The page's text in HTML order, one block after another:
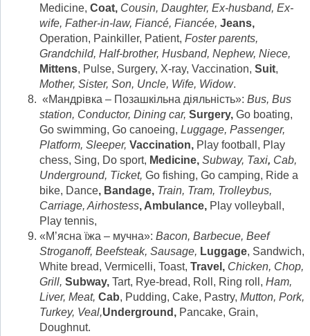
Medicine, Coat, Cousin, Daughter, Ex-husband, Ex-
wife, Father-in-law, Fiancé, Fiancée, Jeans,
Operation, Painkiller, Patient, Foster parents,
Grandchild, Half-brother, Husband, Nephew, Niece,
Mittens, Pulse, Surgery, X-ray, Vaccination, Suit,
Mother, Sister, Son, Uncle, Wife, Widow.
«Мандрівка – Позашкільна діяльність»: Bus, Bus
station, Conductor, Dining car, Surgery, Go boating,
Go swimming, Go canoeing, Luggage, Passenger,
Platform, Sleeper, Vaccination, Play football, Play
chess, Sing, Do sport, Medicine, Subway, Taxi, Cab,
Underground, Ticket, Go fishing, Go camping, Ride a
bike, Dance, Bandage, Train, Tram, Trolleybus,
Carriage, Airhostess, Ambulance, Play volleyball,
Play tennis,
«М’ясна їжа – мучна»: Bacon, Barbecue, Beef
Stroganoff, Beefsteak, Sausage, Luggage, Sandwich,
White bread, Vermicelli, Toast, Travel, Chicken, Chop,
Grill, Subway, Tart, Rye-bread, Roll, Ring roll, Ham,
Liver, Meat, Cab, Pudding, Cake, Pastry, Mutton, Pork,
Turkey, Veal,Underground, Pancake, Grain,
Doughnut.